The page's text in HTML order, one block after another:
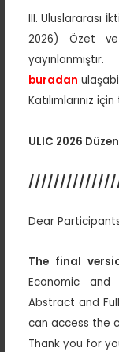
III. Uluslararası
2026) Özet
buradan
Katılımlarınız
ULIC 2026
Dear
The final
Economic and
Abstract and
can access the
Thank you for